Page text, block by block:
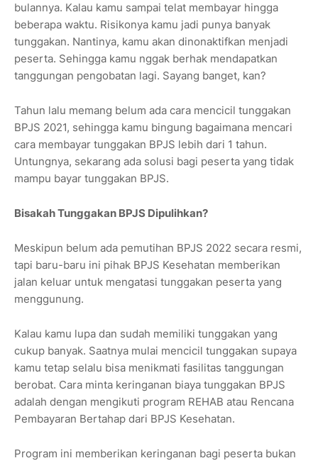
bulannya. Kalau kamu sampai telat membayar hingga
beberapa waktu. Risikonya kamu jadi punya banyak
tunggakan. Nantinya, kamu akan dinonaktifkan menjadi
peserta. Sehingga kamu nggak berhak mendapatkan
tanggungan pengobatan lagi. Sayang banget, kan?
Tahun lalu memang belum ada cara mencicil tunggakan
BPJS 2021, sehingga kamu bingung bagaimana mencari
cara membayar tunggakan BPJS lebih dari 1 tahun.
Untungnya, sekarang ada solusi bagi peserta yang tidak
mampu bayar tunggakan BPJS.
Bisakah Tunggakan BPJS Dipulihkan?
Meskipun belum ada pemutihan BPJS 2022 secara resmi,
tapi baru-baru ini pihak BPJS Kesehatan memberikan
jalan keluar untuk mengatasi tunggakan peserta yang
menggunung.
Kalau kamu lupa dan sudah memiliki tunggakan yang
cukup banyak. Saatnya mulai mencicil tunggakan supaya
kamu tetap selalu bisa menikmati fasilitas tanggungan
berobat. Cara minta keringanan biaya tunggakan BPJS
adalah dengan mengikuti program REHAB atau Rencana
Pembayaran Bertahap dari BPJS Kesehatan.
Program ini memberikan keringanan bagi peserta bukan